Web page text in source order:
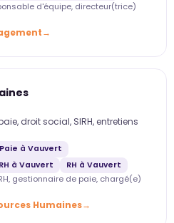
d'équipe, directeur(trice)
droit social, SIRH, entretiens
Paie à Vauvert
à Vauvert RH à Vauvert
gestionnaire de paie, chargé(e)
Humaines